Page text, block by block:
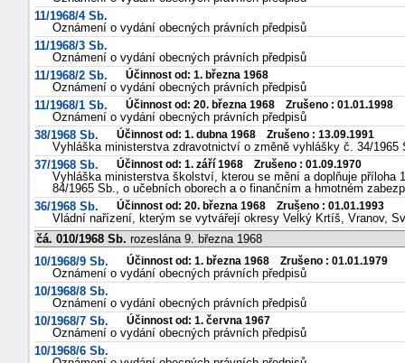
11/1968/4 Sb.
Oznámení o vydání obecných právních předpisů
11/1968/3 Sb.
Oznámení o vydání obecných právních předpisů
11/1968/2 Sb.
Účinnost od: 1. března 1968
Oznámení o vydání obecných právních předpisů
11/1968/1 Sb.
Účinnost od: 20. března 1968 Zrušeno : 01.01.1998
Oznámení o vydání obecných právních předpisů
38/1968 Sb.
Účinnost od: 1. dubna 1968 Zrušeno : 13.09.1991
Vyhláška ministerstva zdravotnictví o změně vyhlášky č. 34/
37/1968 Sb.
Účinnost od: 1. září 1968 Zrušeno : 01.09.1970
Vyhláška ministerstva školství, kterou se mění a doplňuje
84/1965 Sb., o učebních oborech a o finančním a hmotném
36/1968 Sb.
Účinnost od: 20. března 1968 Zrušeno : 01.01.1993
Vládní nařízení, kterým se vytvářejí okresy Veĺký Krtíš, Vranov,
čá. 010/1968 Sb. rozeslána 9. března 1968
10/1968/9 Sb.
Účinnost od: 1. března 1968 Zrušeno : 01.01.1979
Oznámení o vydání obecných právních předpisů
10/1968/8 Sb.
Oznámení o vydání obecných právních předpisů
10/1968/7 Sb.
Účinnost od: 1. června 1967
Oznámení o vydání obecných právních předpisů
10/1968/6 Sb.